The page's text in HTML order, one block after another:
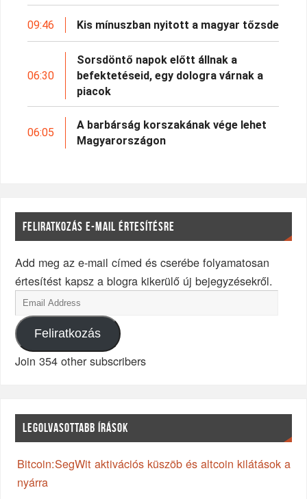
09:46 Kis mínuszban nyitott a magyar tőzsde
06:30
Sorsdöntő napok előtt állnak a
befektetéseid, egy dologra várnak a
piacok
06:05
A barbárság korszakának vége lehet
Magyarországon
FELIRATKOZÁS E-MAIL ÉRTESÍTÉSRE
Add meg az e-mail címed és cserébe folyamatosan
értesítést kapsz a blogra kikerülő új bejegyzésekről.
Feliratkozás
Join 354 other subscribers
LEGOLVASOTTABB ÍRÁSOK
Bitcoin:SegWit aktivációs küszöb és altcoin kilátások a
nyárra